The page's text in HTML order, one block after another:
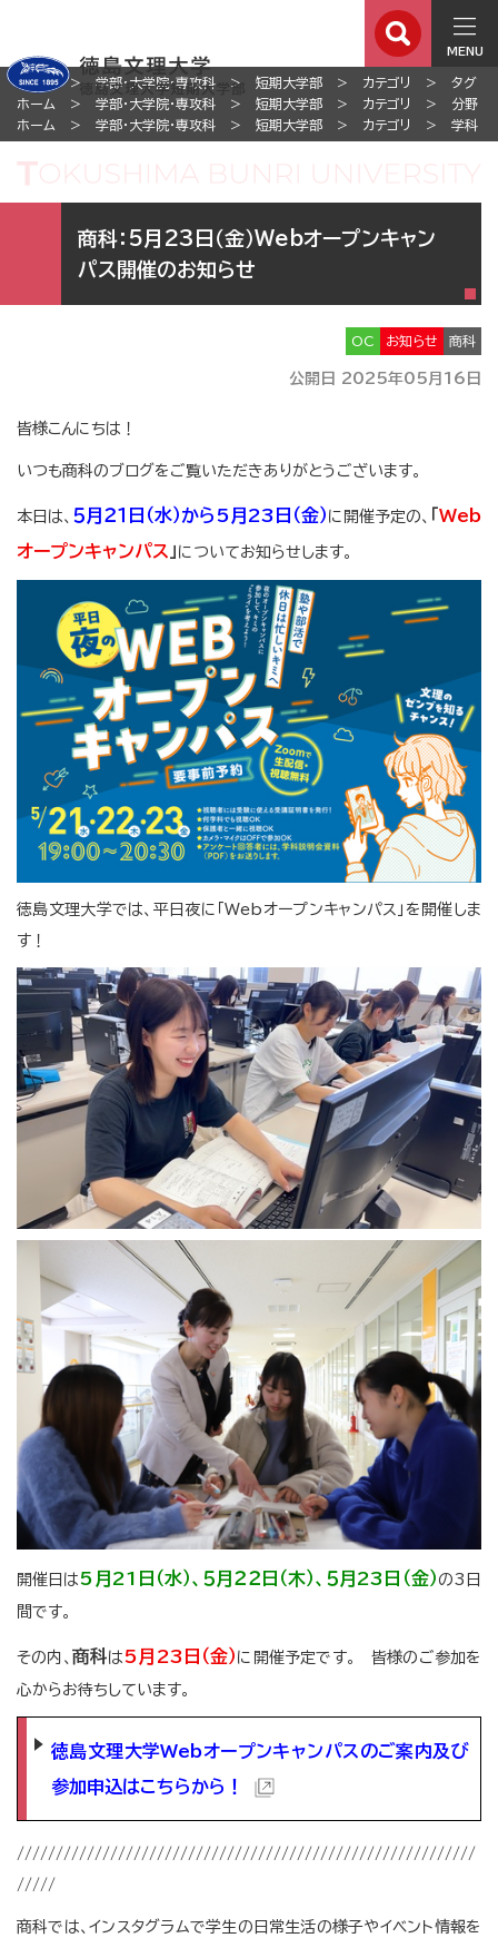
MENU
ホーム 学部・大学院・専攻科 短期大学部 カテゴリ
タグ
ホーム
学部・大学院・専攻科 短期大学部 カテゴリ
分野
ホーム
学部・大学院・専攻科 短期大学部 カテゴリ 学科
商科：5月23日（金）Webオープンキャン
パス開催のお知らせ
OC お知らせ 商科
公開日 2025年05月16日
皆様こんにちは！
いつも商科のブログをご覧いただきありがとうございます。
本日は、 ５月２１日（水）から5月23日（金） に開催予定の、
Web
オープンキャンパス 」 についてお知らせします。
徳島文理大学では、平日夜に「Webオープンキャンパス」を開催しま
す！
開催日は5月21日（水）、５月２２日（木）、５月23日（金） の3日
間です。
その内、 商科は5月23日（金） に開催予定です。 皆様のご参加を
心からお待ちしています。
徳島文理大学Webオープンキャンパスのご案内及び
参加申込はこちらから！
///////////////////////////////////////////////////////////
/////
商科では、インスタグラムで学生の日常生活の様子やイベント情報を